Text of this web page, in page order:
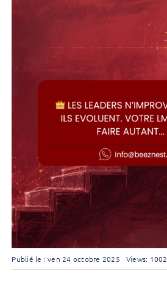
Publié le : ven 24 octobre 2025 Views: 1002